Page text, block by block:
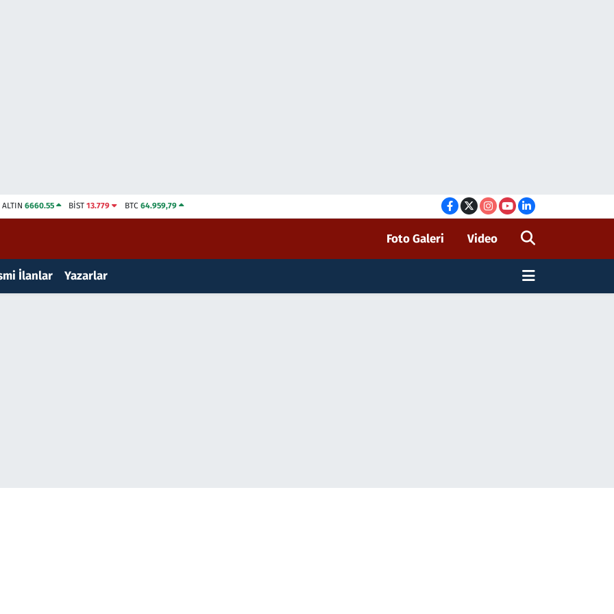
ALTIN 6660.55 BİST13.779 BTC 64.959,79
Foto Galeri Video
İlanlar Yazarlar